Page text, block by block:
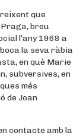
que
Praga, breu
l’any 1968 a
la seva ràbia
en què Marie
subversives, en
més
de Joan
contacte amb la